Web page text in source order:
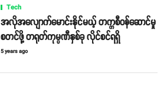
Tech
အလိုအလျောက်မောင်းနိုင်မယ့် တက္ကစီဝန်ဆောင်မှု
စတင်ဖို့ တရုတ်ကုမ္ပဏီနှစ်ခု လိုင်စင်ရရှိ
5 years ago